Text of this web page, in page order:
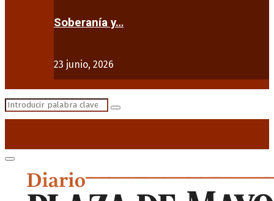
Soberanía y…
23 junio, 2026
Search
Search
Primary
Menu